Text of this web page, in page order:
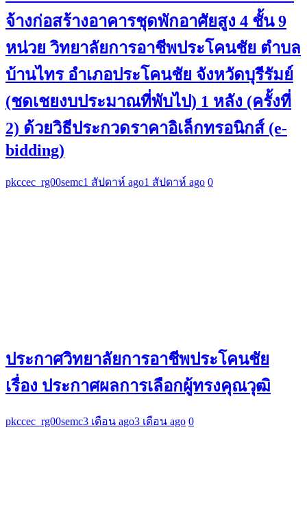
จ้างก่อสร้างอาคารชุดพักอาศัยสูง 4 ชั้น 9
หน่วย วิทยาลัยการอาชีพประโคนชัย ตำบล
บ้านไทร อำเภอประโคนชัย จังหวัดบุรีรัมย์
(ชดเชยงบประมาณที่พับไป) 1 หลัง (ครั้งที่
2) ด้วยวิธีประกวดราคาอิเล็กทรอนิกส์ (e-
bidding)
pkccec_rg00semc1 สัปดาห์ ago1 สัปดาห์ ago 0
ประกาศวิทยาลัยการอาชีพประโคนชัย
เรื่อง ประกาศผลการเลือกผู้ทรงคุณวุฒิ
pkccec_rg00semc3 เดือน ago3 เดือน ago 0